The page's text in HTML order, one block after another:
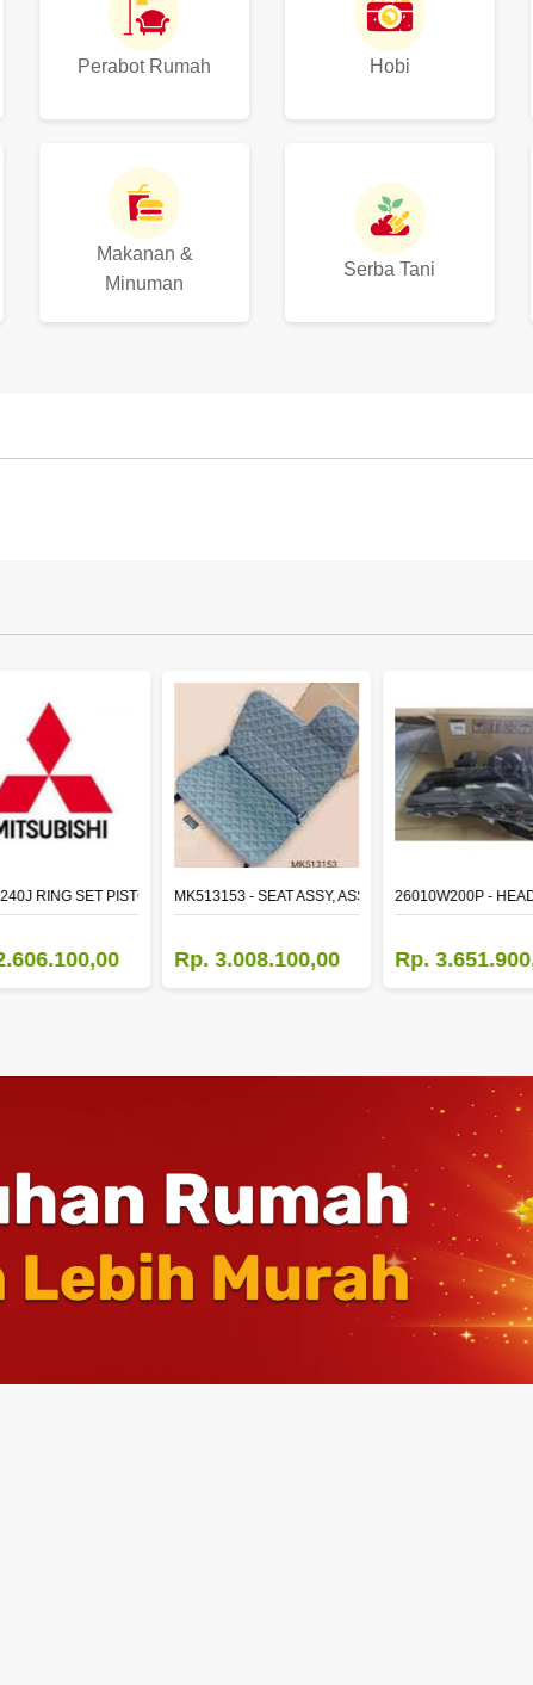
Perabot Rumah Hobi
Makanan &
Minuman
Serba Tani
LHRING SET PISTON STDMK513153 - SEAT ASSY, ASSISTANT
Rp. 3.008.100,00
26010W200P -
Rp.